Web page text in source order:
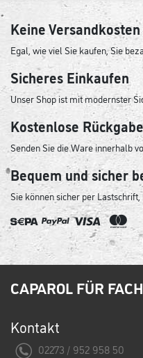
Keine Versandkosten
Egal, wie viel Sie kaufen, Sie
Sicheres Einkaufen
Unser Shop ist mit modernster
Kostenlose Rückgabe
Senden Sie die Ware innerhalb
Bequem und sicher
Sie können sicher per
CAPAROL FÜR
Kontakt
02273 / 952 958 50